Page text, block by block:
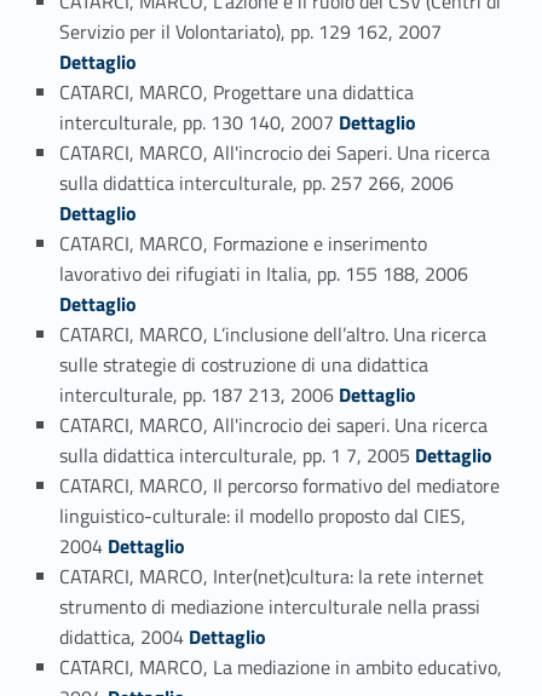
Servizio per il Volontariato), pp. 129 162, 2007
Dettaglio
CATARCI, MARCO, Progettare una didattica
interculturale, pp. 130 140, 2007 Link identifier #identifier_person_158890-160
Dettaglio
CATARCI, MARCO, All'incrocio dei Saperi. Una ricerca
sulla didattica interculturale, pp. 257 266, 2006
Dettaglio
CATARCI, MARCO, Formazione e inserimento
lavorativo dei rifugiati in Italia, pp. 155 188, 2006
Dettaglio
CATARCI, MARCO, L’inclusione dell’altro. Una ricerca
sulle strategie di costruzione di una didattica
interculturale, pp. 187 213, 2006 Link identifier #identifier_person_195952-163
Dettaglio
CATARCI, MARCO, All'incrocio dei saperi. Una ricerca
sulla didattica interculturale, pp. 1 7, 2005 Link identifier #identifier_person_126243-164
Dettaglio
CATARCI, MARCO, Il percorso formativo del mediatore
linguistico-culturale: il modello proposto dal CIES,
2004 Link identifier #identifier_person_110831-165
Dettaglio
CATARCI, MARCO, Inter(net)cultura: la rete internet
strumento di mediazione interculturale nella prassi
didattica, 2004 Link identifier #identifier_person_160034-166
Dettaglio
CATARCI, MARCO, La mediazione in ambito educativo,
Link identifier #identifier_person_151728-167